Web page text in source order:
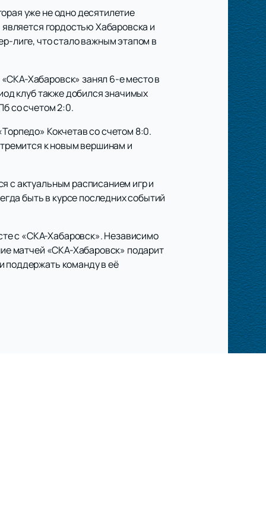
уже не одно десятилетие
гордостью Хабаровска и
лиге, что стало важным этапом в
Хабаровск» занял 6-е место в
клуб также добился значимых
со счетом 2:0.
Кокчетав со счетом 8:0.
к новым вершинам и
с актуальным расписанием игр и
быть в курсе последних событий
с «СКА-Хабаровск». Независимо
матчей «СКА-Хабаровск» подарит
поддержать команду в её